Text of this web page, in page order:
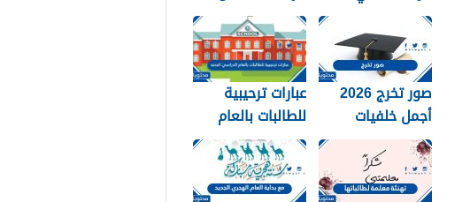
متوسط 1448
1448
صور تخرج 2026
أجمل خلفيات
رمزيات استكرات
مبروك التخرج
1448
عبارات ترحيبية
للطالبات بالعام
الدراسي الجديد
1448 بالصور